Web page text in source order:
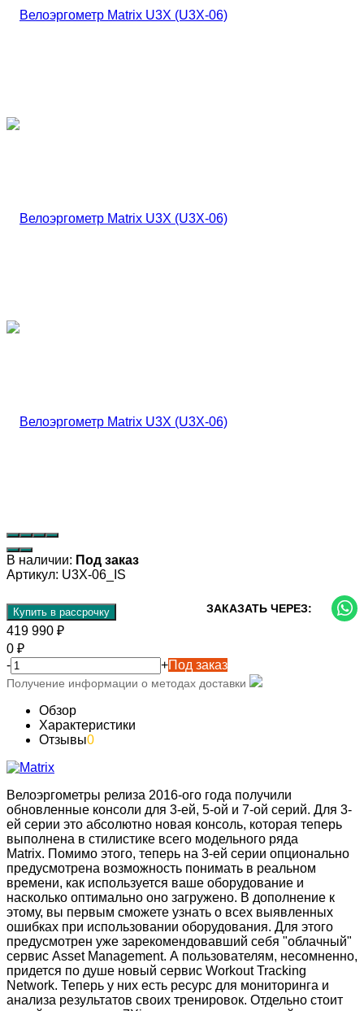
В наличии: Под заказ
Артикул: U3X-06_IS
Купить в рассрочку ЗАКАЗАТЬ ЧЕРЕЗ:
419 990 ₽
0 ₽
-
+Под заказ
Получение информации о методах доставки
Обзор
Характеристики
Отзывы0
Велоэргометры релиза 2016-ого года получили
обновленные консоли для 3-ей, 5-ой и 7-ой серий. Для 3-
ей серии это абсолютно новая консоль, которая теперь
выполнена в стилистике всего модельного ряда
Matrix. Помимо этого, теперь на 3-ей серии опционально
предусмотрена возможность понимать в реальном
времени, как используется ваше оборудование и
насколько оптимально оно загружено. В дополнение к
этому, вы первым сможете узнать о всех выявленных
ошибках при использовании оборудования. Для этого
предусмотрен уже зарекомендовавший себя "облачный"
сервис Asset Management. А пользователям, несомненно,
придется по душе новый сервис Workout Tracking
Network. Теперь у них есть ресурс для мониторинга и
анализа результатов своих тренировок. Отдельно стоит